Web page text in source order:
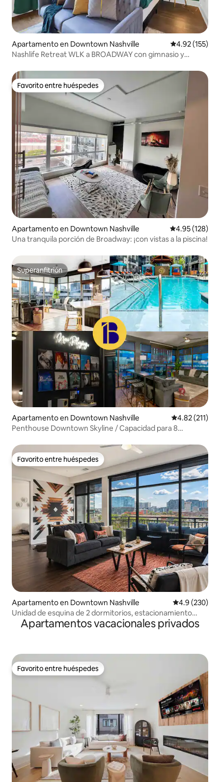
Apartamento en Downtown Nashville Calificación
4.92 (155)
Nashlife Retreat WLK a BROADWAY con gimnasio y
Favorito entre huéspedes
Favorito entre huéspedes
Apartamento en Downtown Nashville Calificación
4.95 (128)
Una tranquila porción de Broadway: ¡con vistas a la piscina!
Superanfitrión
Superanfitrión
Apartamento en Downtown Nashville Calificación
4.82 (211)
Penthouse Downtown Skyline / Capacidad para 8
Favorito entre huéspedes
Favorito entre huéspedes
Apartamento en Downtown Nashville Calificación
4.9 (230)
Unidad de esquina de 2 dormitorios, estacionamiento
gratuito, balcón, piscina climatizada
Apartamentos vacacionales privados
Favorito entre huéspedes
Favorito entre huéspedes